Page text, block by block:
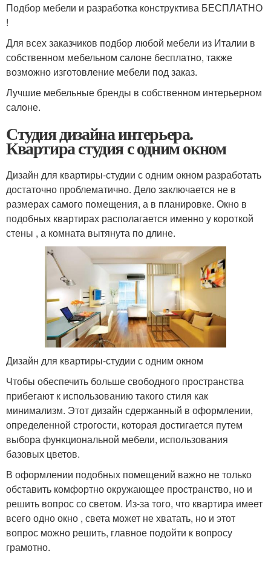
Подбор мебели и разработка конструктива БЕСПЛАТНО
!
Для всех заказчиков подбор любой мебели из Италии в
собственном мебельном салоне бесплатно, также
возможно изготовление мебели под заказ.
Лучшие мебельные бренды в собственном интерьерном
салоне.
Студия дизайна интерьера.
Квартира студия с одним окном
Дизайн для квартиры-студии с одним окном разработать
достаточно проблематично. Дело заключается не в
размерах самого помещения, а в планировке. Окно в
подобных квартирах располагается именно у короткой
стены , а комната вытянута по длине.
Дизайн для квартиры-студии с одним окном
Чтобы обеспечить больше свободного пространства
прибегают к использованию такого стиля как
минимализм. Этот дизайн сдержанный в оформлении,
определенной строгости, которая достигается путем
выбора функциональной мебели, использования
базовых цветов.
В оформлении подобных помещений важно не только
обставить комфортно окружающее пространство, но и
решить вопрос со светом. Из-за того, что квартира имеет
всего одно окно , света может не хватать, но и этот
вопрос можно решить, главное подойти к вопросу
грамотно.